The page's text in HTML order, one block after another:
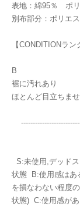
表地：綿95％ ポリ
別布部分：ポリエ
【CONDITIONラン
B
裾に汚れあり
ほとんど目立ちま
S:未使用,デッド
状態 B:使用感はあ
を損なわない程度
状態) C:使用感が